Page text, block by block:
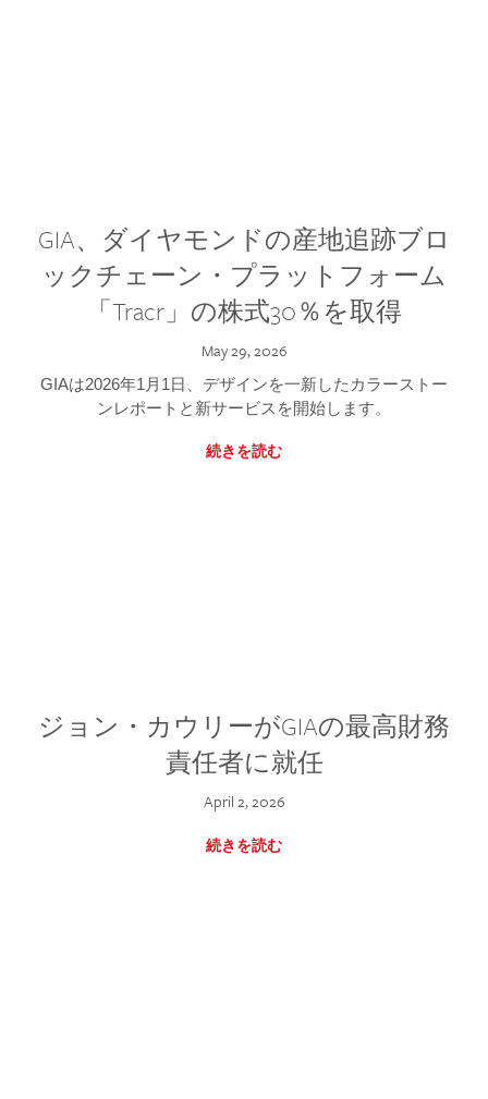
GIA、ダイヤモンドの産地追跡ブロ
ックチェーン・プラットフォーム
「Tracr」の株式30％を取得
May 29, 2026
GIAは2026年1月1日、デザインを一新したカラーストー
ンレポートと新サービスを開始します。
続きを読む
ジョン・カウリーがGIAの最高財務
責任者に就任
April 2, 2026
続きを読む